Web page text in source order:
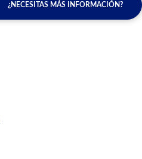
¿NECESITAS MÁS INFORMACIÓN?